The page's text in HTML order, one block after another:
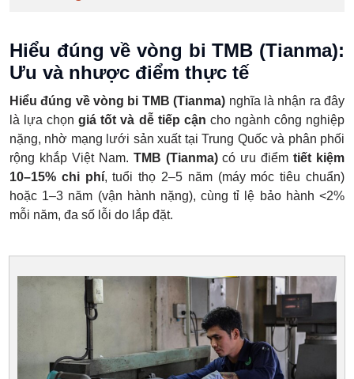
Hiểu đúng về vòng bi TMB (Tianma):
Ưu và nhược điểm thực tế
Hiểu đúng về vòng bi TMB (Tianma) nghĩa là nhận ra đây
là lựa chọngiá tốt và dễ tiếp cận cho ngành công nghiệp
nặng, nhờ mạng lưới sản xuất tại Trung Quốc và phân phối
rộng khắp Việt Nam. TMB (Tianma)có ưu điểmtiết kiệm
10–15% chi phí, tuổi thọ 2–5 năm (máy móc tiêu chuẩn)
hoặc 1–3 năm (vận hành nặng), cùng tỉ lệ bảo hành <2%
mỗi năm, đa số lỗi do lắp đặt.